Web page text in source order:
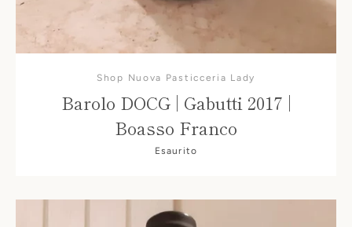
Shop Nuova Pasticceria Lady
Barolo DOCG | Gabutti 2017 |
Boasso Franco
Esaurito